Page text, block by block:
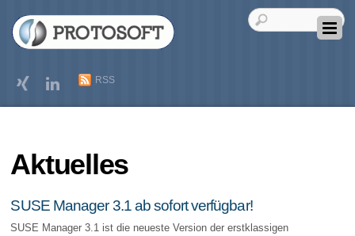
RSS
Aktuelles
SUSE Manager 3.1 ab sofort verfügbar!
SUSE Manager 3.1 ist die neueste Version der erstklassigen